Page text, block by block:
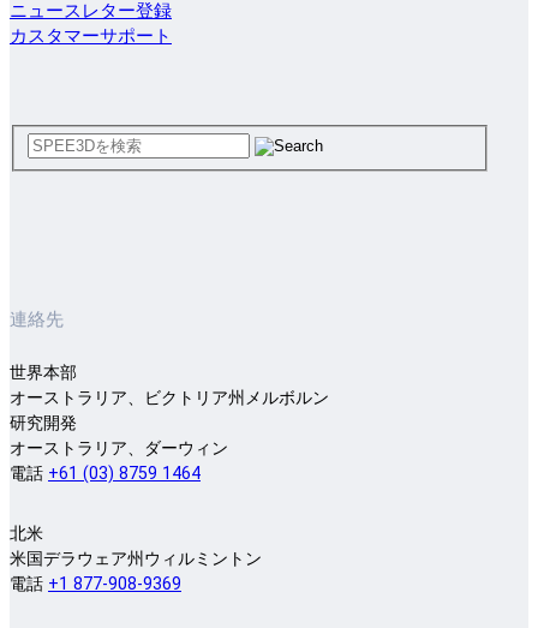
ニュースレター登録
カスタマーサポート
連絡先
世界本部
オーストラリア、ビクトリア州メルボルン
研究開発
オーストラリア、ダーウィン
電話 +61 (03) 8759 1464
北米
米国デラウェア州ウィルミントン
電話 +1 877-908-9369